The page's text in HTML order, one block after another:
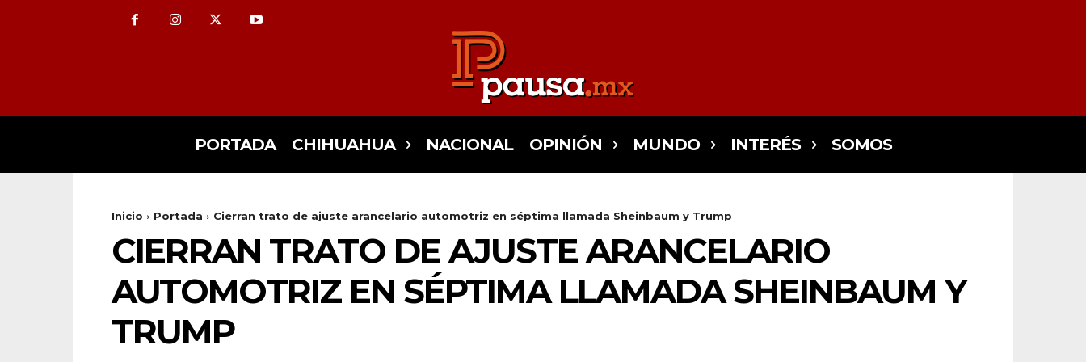
PORTADA CHIHUAHUA NACIONAL OPINIÓN MUNDO INTERÉS SOMOS
Inicio Portada Cierran trato de ajuste arancelario automotriz en séptima llamada Sheinbaum y Trump
CIERRAN TRATO DE AJUSTE ARANCELARIO
AUTOMOTRIZ EN SÉPTIMA LLAMADA SHEINBAUM Y
TRUMP